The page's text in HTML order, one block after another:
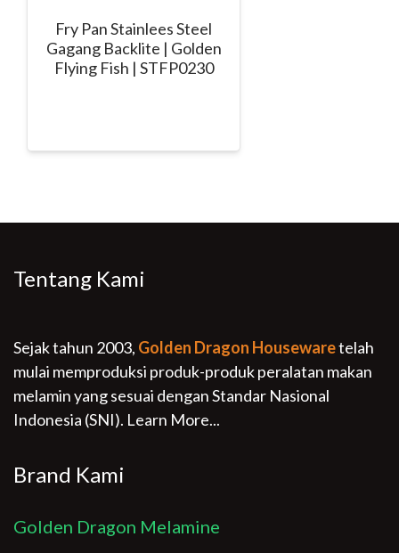
Fry Pan Stainlees Steel
Gagang Backlite | Golden
Flying Fish | STFP0230
Tentang Kami
Sejak tahun 2003, Golden Dragon Housewaretelah
mulai memproduksi produk-produk peralatan makan
melamin yang sesuai dengan Standar Nasional
Indonesia (SNI). Learn More...
Brand Kami
Golden Dragon Melamine